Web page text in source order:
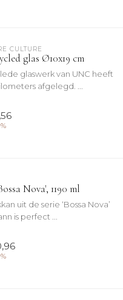
CULTURE
glas Ø10x19 cm
glaswerk van UNC heeft
afgelegd. ...
Nova', 1190 ml
uit de serie ‘Bossa Nova’
is perfect ...